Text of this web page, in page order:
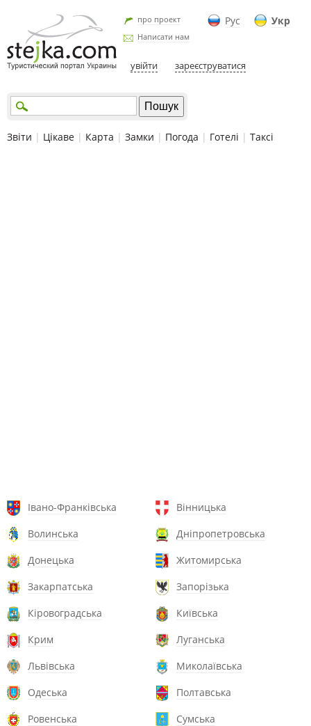
Рус Укр
про проект
Написати нам
увійти зареєструватися
Звіти | Цікаве | Карта | Замки | Погода | Готелі | Таксі
Івано-Франківська
Вінницька
Волинська
Дніпропетровська
Донецька
Житомирська
Закарпатська
Запорізька
Кіровоградська
Київська
Крим
Луганська
Львівська
Миколаївська
Одеська
Полтавська
Ровенська
Сумська